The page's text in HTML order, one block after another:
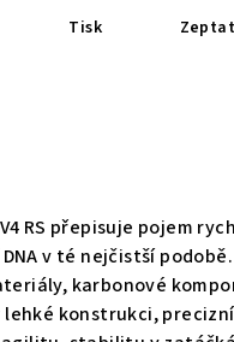
Tisk
RS přepisuje pojem
v té nejčistší
karbonové
konstrukci,